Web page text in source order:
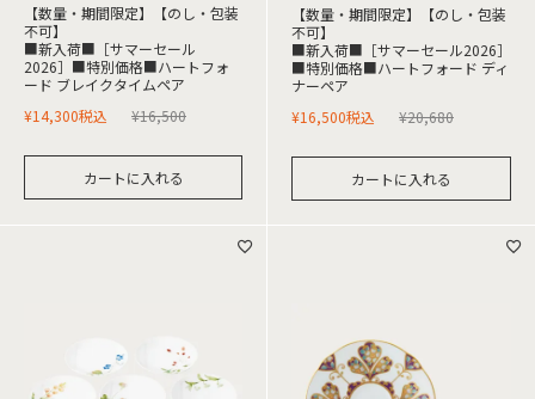
【数量・期間限定】【のし・包装
不可】
■新入荷■［サマーセール
2026］■特別価格■ハートフォ
ード ブレイクタイムペア
¥16,500
¥14,300税込
カートに入れる
【数量・期間限定】【のし・包装
不可】
■新入荷■［サマーセール2026］
■特別価格■ハートフォード ディ
ナーペア
¥20,680
¥16,500税込
カートに入れる